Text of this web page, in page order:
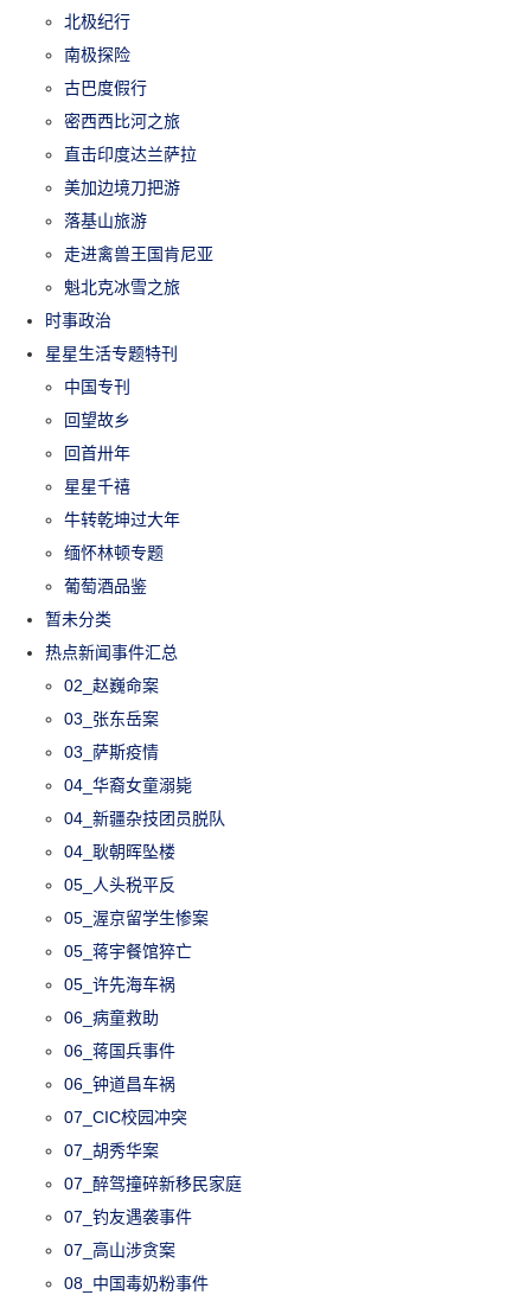
北极纪行
南极探险
古巴度假行
密西西比河之旅
直击印度达兰萨拉
美加边境刀把游
落基山旅游
走进禽兽王国肯尼亚
魁北克冰雪之旅
时事政治
星星生活专题特刊
中国专刊
回望故乡
回首卅年
星星千禧
牛转乾坤过大年
缅怀林顿专题
葡萄酒品鉴
暂未分类
热点新闻事件汇总
02_赵巍命案
03_张东岳案
03_萨斯疫情
04_华裔女童溺毙
04_新疆杂技团员脱队
04_耿朝晖坠楼
05_人头税平反
05_渥京留学生惨案
05_蒋宇餐馆猝亡
05_许先海车祸
06_病童救助
06_蒋国兵事件
06_钟道昌车祸
07_CIC校园冲突
07_胡秀华案
07_醉驾撞碎新移民家庭
07_钓友遇袭事件
07_高山涉贪案
08_中国毒奶粉事件